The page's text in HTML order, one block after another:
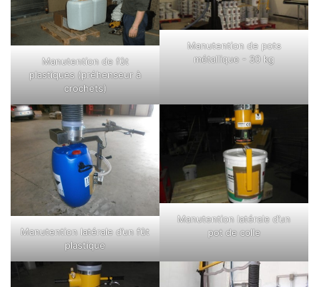
Manutention de fût
plastiques (préhenseur à
crochets)
Manutention de pots
métallique - 30 kg
Manutention latérale d’un fût
plastique
Manutention latérale d’un
pot de colle